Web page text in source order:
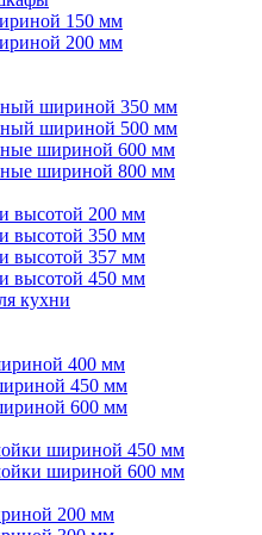
150 мм
200 мм
шириной 350 мм
шириной 500 мм
шириной 600 мм
шириной 800 мм
высотой 200 мм
высотой 350 мм
высотой 357 мм
высотой 450 мм
кухни
400 мм
450 мм
600 мм
шириной 450 мм
шириной 600 мм
200 мм